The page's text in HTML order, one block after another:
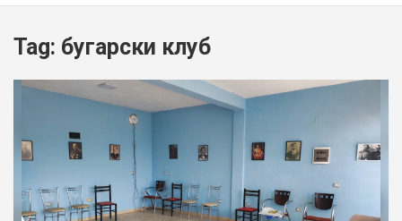
Tag: бугарски клуб